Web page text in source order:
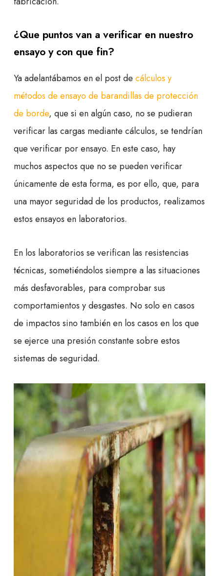
¿Que puntos van a verificar en nuestro
ensayo y con que fin?
Ya adelantábamos en el post de cálculos y
métodos de ensayo de barandillas de protección
de borde, que si en algún caso, no se pudieran
verificar las cargas mediante cálculos, se tendrían
que verificar por ensayo. En este caso, hay
muchos aspectos que no se pueden verificar
únicamente de esta forma, es por ello, que, para
una mayor seguridad de los productos, realizamos
estos ensayos en laboratorios.
En los laboratorios se verifican las resistencias
técnicas, sometiéndolos siempre a las situaciones
más desfavorables, para comprobar sus
comportamientos y desgastes. No solo en casos
de impactos sino también en los casos en los que
se ejerce una presión constante sobre estos
sistemas de seguridad.